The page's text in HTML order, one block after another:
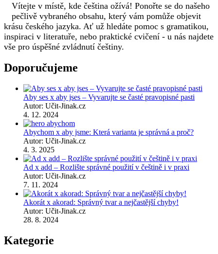
Vítejte v místě, kde čeština ožívá! Ponořte se do našeho
pečlivě vybraného obsahu, který vám pomůže objevit
krásu českého jazyka. Ať už hledáte pomoc s gramatikou,
inspiraci v literatuře, nebo praktické cvičení - u nás najdete
vše pro úspěšné zvládnutí češtiny.
Doporučujeme
Aby ses x aby jses – Vyvarujte se časté pravopisné pasti
Autor: Učit-Jinak.cz
4. 12. 2024
Abychom x aby jsme: Která varianta je správná a proč?
Autor: Učit-Jinak.cz
4. 3. 2025
Ad x add – Rozlište správné použití v češtině i v praxi
Autor: Učit-Jinak.cz
7. 11. 2024
Akorát x akorad: Správný tvar a nejčastější chyby!
Autor: Učit-Jinak.cz
28. 8. 2024
Kategorie